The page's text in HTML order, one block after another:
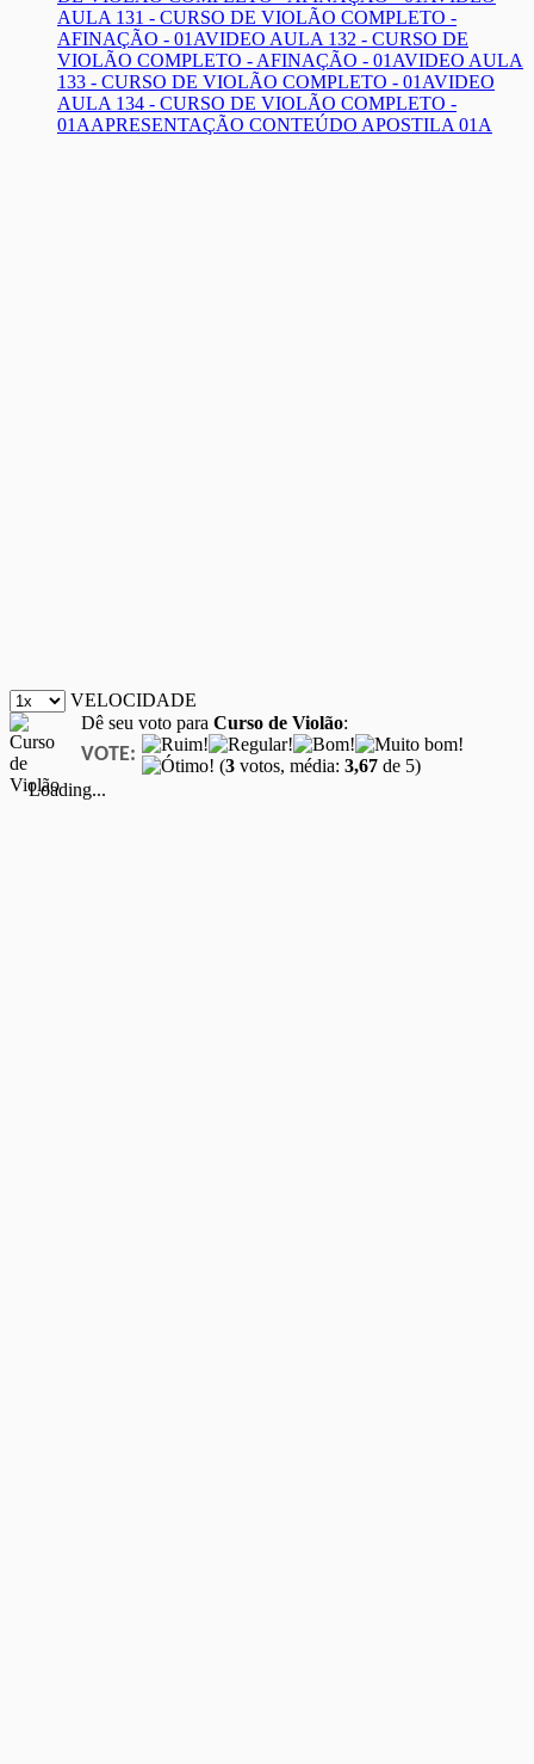
AULA 131 - CURSO DE VIOLÃO COMPLETO -
AFINAÇÃO - 01AVIDEO AULA 132 - CURSO DE
VIOLÃO COMPLETO - AFINAÇÃO - 01AVIDEO AULA
133 - CURSO DE VIOLÃO COMPLETO - 01AVIDEO
AULA 134 - CURSO DE VIOLÃO COMPLETO -
01AAPRESENTAÇÃO CONTEÚDO APOSTILA 01A
VELOCIDADE
Dê seu voto para Curso de Violão:
VOTE: (3 votos, média: 3,67 de 5)
Loading...